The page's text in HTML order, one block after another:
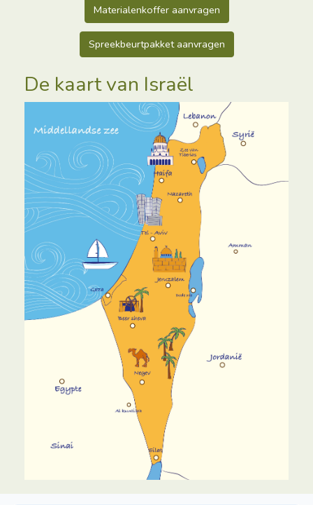
Materialenkoffer aanvragen
Spreekbeurtpakket aanvragen
De kaart van Israël